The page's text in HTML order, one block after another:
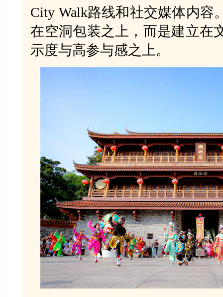
City Walk路线和社交媒体内容
在空洞包装之上，而是建立在
示度与高参与感之上。